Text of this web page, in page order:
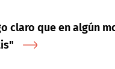
claro que en algún